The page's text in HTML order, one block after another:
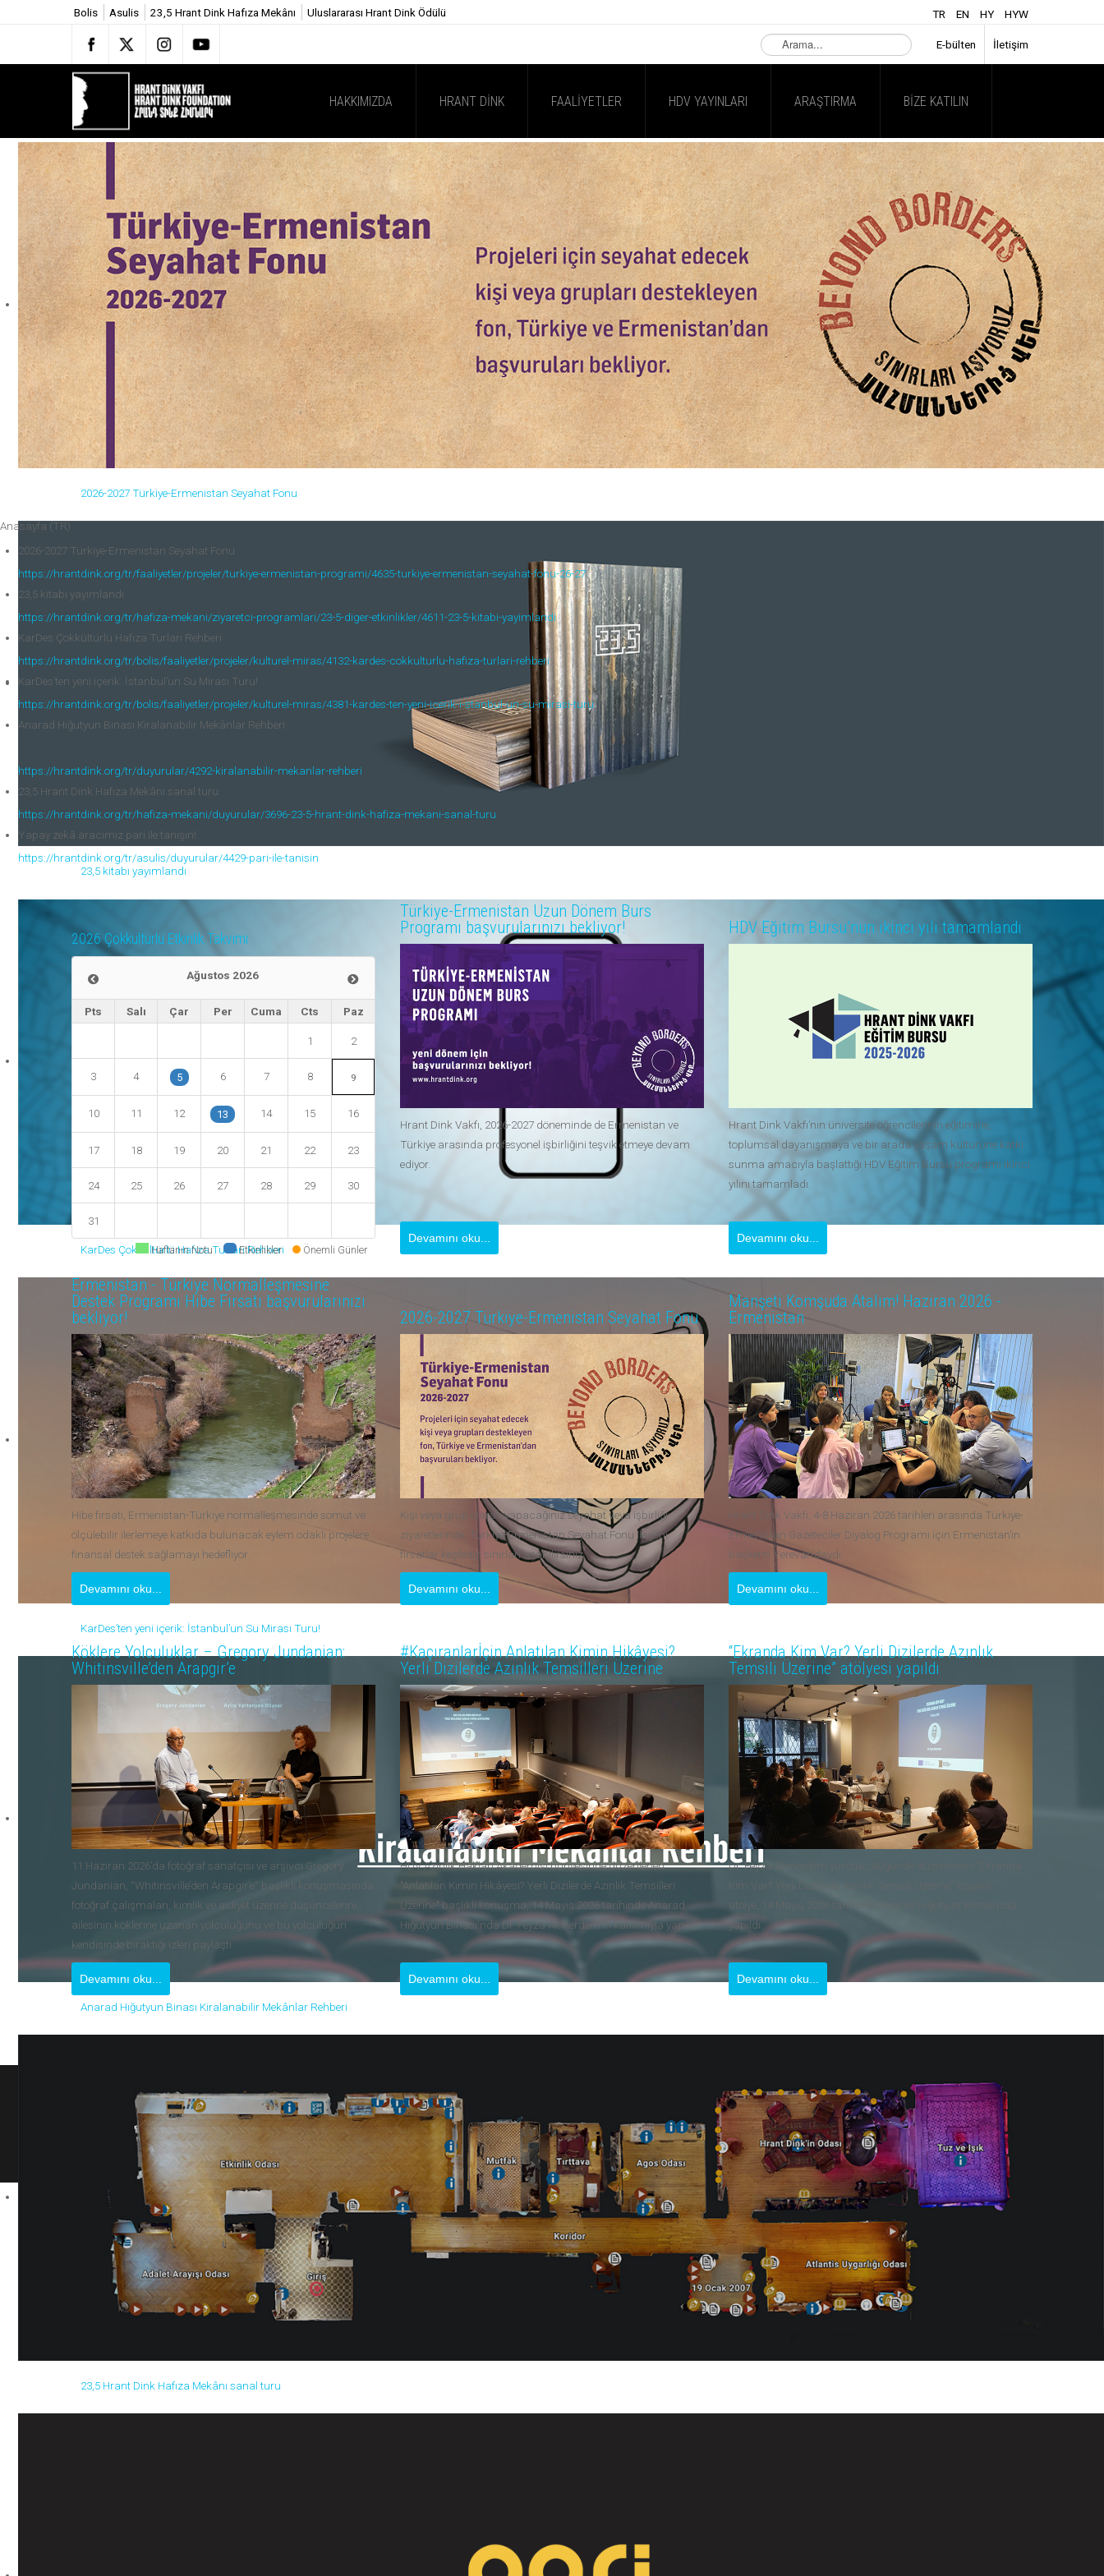
Bolis Asulis 23,5 Hrant Dink Hafıza Mekânı Uluslararası Hrant Dink Ödülü TR EN HY HYW
Arama...
E-bülten İletişim
HAKKIMIZDA HRANT DINK FAALIYETLER HDV YAYINLARI ARAŞTIRMA BIZE KATILIN
2026-2027 Türkiye-Ermenistan Seyahat Fonu
23,5 kitabı yayımlandı
KarDes Çokkültürlü Hafıza Turları Rehberi
KarDes’ten yeni içerik: İstanbul’un Su Mirası Turu!
Anarad Hığutyun Binası Kiralanabilir Mekânlar Rehberi
23,5 Hrant Dink Hafıza Mekânı sanal turu
Anasayfa (TR)
2026-2027 Türkiye-Ermenistan Seyahat Fonu
https://hrantdink.org/tr/faaliyetler/projeler/turkiye-ermenistan-programi/4635-turkiye-ermenistan-seyahat-fonu-26-27
23,5 kitabı yayımlandı
https://hrantdink.org/tr/hafiza-mekani/ziyaretci-programlari/23-5-diger-etkinlikler/4611-23-5-kitabi-yayimlandi
KarDes Çokkültürlü Hafıza Turları Rehberi
https://hrantdink.org/tr/bolis/faaliyetler/projeler/kulturel-miras/4132-kardes-cokkulturlu-hafiza-turlari-rehberi
KarDes’ten yeni içerik: İstanbul’un Su Mirası Turu!
https://hrantdink.org/tr/bolis/faaliyetler/projeler/kulturel-miras/4381-kardes-ten-yeni-icerik-i-stanbul-un-su-mirasi-turu
Anarad Hığutyun Binası Kiralanabilir Mekânlar Rehberi
https://hrantdink.org/tr/duyurular/4292-kiralanabilir-mekanlar-rehberi
23,5 Hrant Dink Hafıza Mekânı sanal turu
https://hrantdink.org/tr/hafiza-mekani/duyurular/3696-23-5-hrant-dink-hafiza-mekani-sanal-turu
Yapay zekâ aracımız pari ile tanışın!
https://hrantdink.org/tr/asulis/duyurular/4429-pari-ile-tanisin
2026 Çokkültürlü Etkinlik Takvimi
Ağustos 2026
Pts Salı Çar Per Cuma Cts Paz
1 2
3 4 5 6 7 8 9
10 11 12 13 14 15 16
17 18 19 20 21 22 23
24 25 26 27 28 29 30
31
Haftanın Notu Etkinlikler Önemli Günler
Türkiye-Ermenistan Uzun Dönem Burs
Programı başvurularınızı bekliyor!
Hrant Dink Vakfı, 2026-2027 döneminde de Ermenistan ve
Türkiye arasında profesyonel işbirliğini teşvik etmeye devam
ediyor.
Devamını oku...
HDV Eğitim Bursu’nun ikinci yılı tamamlandı
Hrant Dink Vakfı’nın üniversite öğrencilerinin eğitimine,
toplumsal dayanışmaya ve bir arada yaşam kültürüne katkı
sunma amacıyla başlattığı HDV Eğitim Bursu programı ikinci
yılını tamamladı.
Devamını oku...
Ermenistan - Türkiye Normalleşmesine
Destek Programı Hibe Fırsatı başvurularınızı
bekliyor!
Hibe fırsatı, Ermenistan-Türkiye normalleşmesinde somut ve
ölçülebilir ilerlemeye katkıda bulunacak eylem odaklı projelere
finansal destek sağlamayı hedefliyor.
Devamını oku...
2026-2027 Türkiye-Ermenistan Seyahat Fonu
Kişi veya grup olarak yapacağınız seyahat veya işbirliği
ziyaretlerinde, Türkiye-Ermenistan Seyahat Fonu ile yeni
fırsatlar keşfedip sınırları aşabilirsiniz.
Devamını oku...
Manşeti Komşuda Atalım! Haziran 2026 -
Ermenistan
Hrant Dink Vakfı, 4-8 Haziran 2026 tarihleri arasında Türkiye-
Ermenistan Gazeteciler Diyalog Programı için Ermenistan’ın
başkenti Yerevan’daydı.
Devamını oku...
Köklere Yolculuklar – Gregory Jundanian:
Whitinsville’den Arapgir’e
11 Haziran 2026’da fotoğraf sanatçısı ve arşivci Gregory
Jundanian, “Whitinsville’den Arapgir’e” başlıklı konuşmasında
fotoğraf çalışmaları, kimlik ve aidiyet üzerine düşüncelerini;
ailesinin köklerine uzanan yolculuğunu ve bu yolculuğun
kendisinde bıraktığı izleri paylaştı.
Devamını oku...
#Kaçıranlarİçin Anlatılan Kimin Hikâyesi?
Yerli Dizilerde Azınlık Temsilleri Üzerine
HDV Azınlık Hakları Akademisi bünyesinde düzenlenen
"Anlatılan Kimin Hikâyesi? Yerli Dizilerde Azınlık Temsilleri
Üzerine" başlıklı konuşma, 14 Mayıs 2026 tarihinde Anarad
Hığutyun Binası'nda Dr. Feyza Akınerdem'in katılımıyla yapıldı.
Devamını oku...
“Ekranda Kim Var? Yerli Dizilerde Azınlık
Temsili Üzerine” atölyesi yapıldı
Dr. Feyza Akınerdem yürütücülüğünde düzenlenen “Ekranda
Kim Var? Yerli Dizilerde Azınlık Temsili Üzerine” başlıklı
atölye, 14 Mayıs 2026 tarihinde Anarad Hığutyun Binası’nda
yapıldı.
Devamını oku...
E-bülten Abonelik
Anarad Hığutyun Binası Papa Roncalli Sk. No: 128 Harbiye 34373 Şişli İstanbul
Telefon : +90 212 2403361 - 62 | Faks: +90 212 2403394
info@hrantdink.org